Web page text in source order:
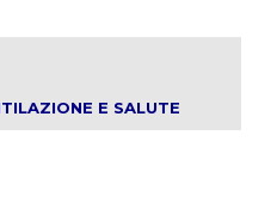
E SALUTE